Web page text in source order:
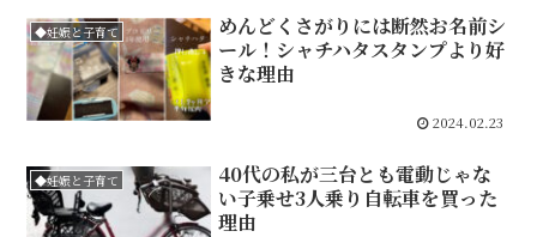
◆妊娠と子育て
めんどくさがりには断然お名前シ
ール！シャチハタスタンプより好
きな理由
2024.02.23
◆妊娠と子育て
40代の私が三台とも電動じゃな
い子乗せ3人乗り自転車を買った
理由